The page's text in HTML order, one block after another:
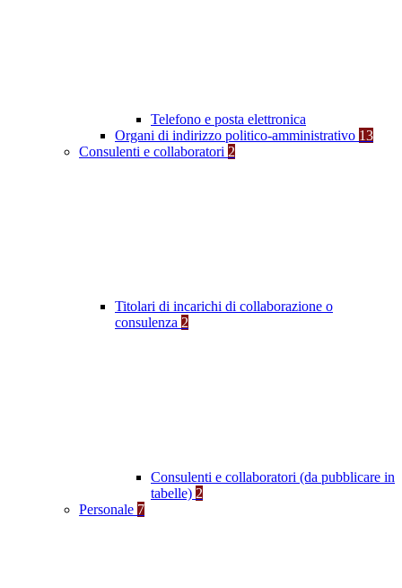
Telefono e posta elettronica
Organi di indirizzo politico-amministrativo 13
Consulenti e collaboratori 2
Titolari di incarichi di collaborazione o
consulenza 2
Consulenti e collaboratori (da pubblicare in
tabelle) 2
Personale 7